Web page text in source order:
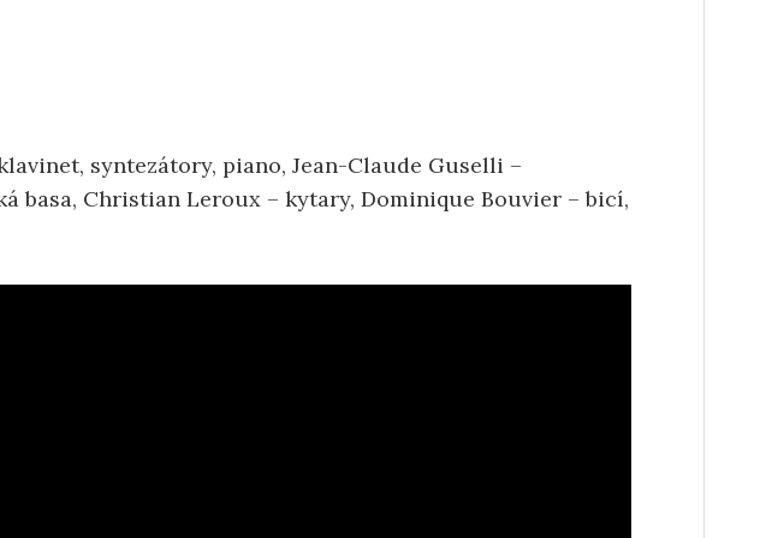
syntezátory, piano, Jean-Claude Guselli –
basa, Christian Leroux – kytary, Dominique Bouvier – bicí,